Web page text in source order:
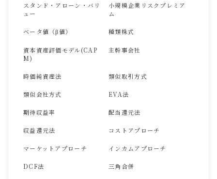
スタンド・アローン・バリ
ュー
小規模企業リスクプレミア
ム
ベータ値（β値） 種類株式
資本資産評価モデル(CAP
M)
主幹事会社
時価純資産法 類似取引方式
類似会社方式 EVA法
期待収益率 配当還元法
収益還元法 コストアプローチ
マーケットアプローチ インカムアプローチ
DCF法 三角合併